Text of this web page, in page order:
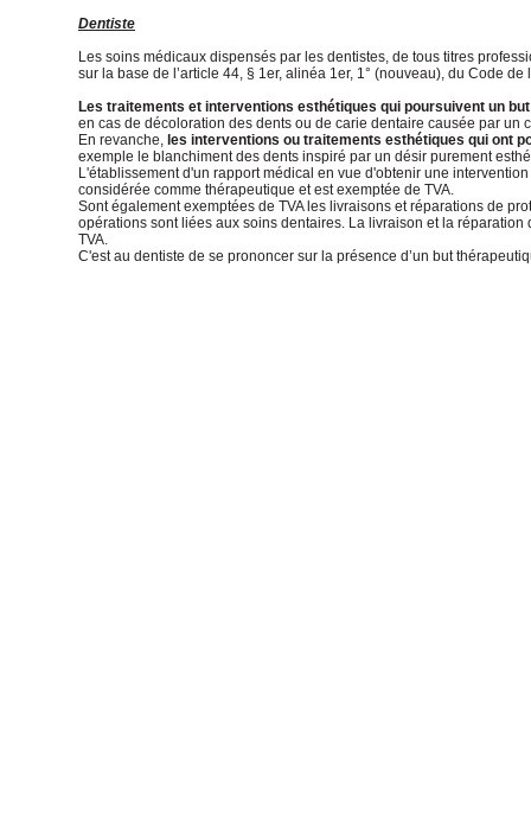
Dentiste
Les soins médicaux dispensés par les dentistes, de tous titres
sur la base de l’article 44, § 1er, alinéa 1er, 1° (nouveau), du Code de
Les traitements et interventions esthétiques qui poursuivent un
en cas de décoloration des dents ou de carie dentaire causée par
En revanche, les interventions ou traitements esthétiques qui ont
exemple le blanchiment des dents inspiré par un désir purement
L'établissement d'un rapport médical en vue d'obtenir une
considérée comme thérapeutique et est exemptée de TVA.
Sont également exemptées de TVA les livraisons et réparations de
opérations sont liées aux soins dentaires. La livraison et la
TVA.
C'est au dentiste de se prononcer sur la présence d’un but